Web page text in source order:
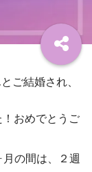
ご結婚され、
おめでとうご
の間は、２週